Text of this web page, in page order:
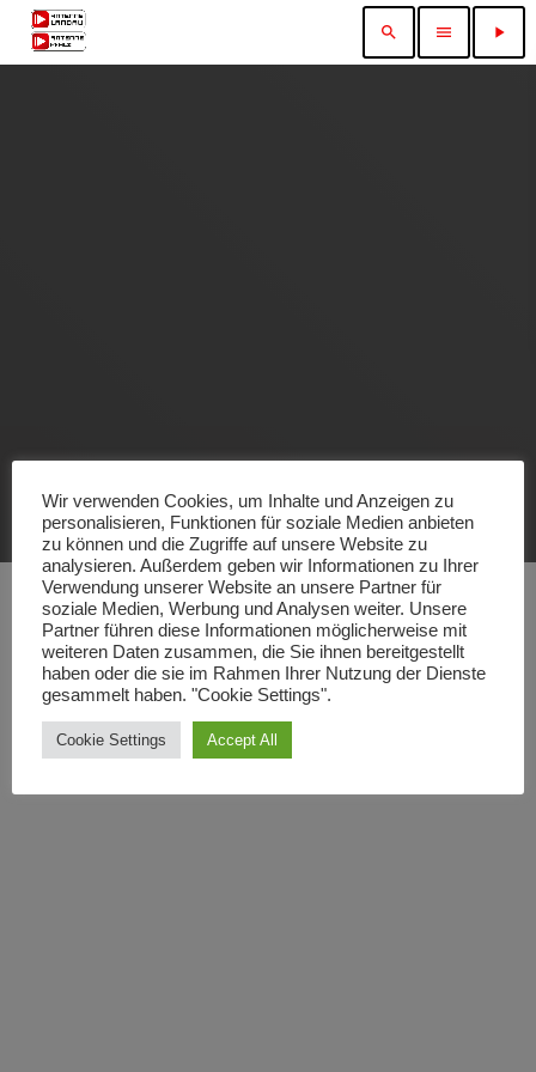
search menu play_arrow
Wir verwenden Cookies, um Inhalte und Anzeigen zu
personalisieren, Funktionen für soziale Medien anbieten
zu können und die Zugriffe auf unsere Website zu
analysieren. Außerdem geben wir Informationen zu Ihrer
Verwendung unserer Website an unsere Partner für
soziale Medien, Werbung und Analysen weiter. Unsere
Partner führen diese Informationen möglicherweise mit
weiteren Daten zusammen, die Sie ihnen bereitgestellt
haben oder die sie im Rahmen Ihrer Nutzung der Dienste
gesammelt haben. "Cookie Settings".
Cookie Settings Accept All